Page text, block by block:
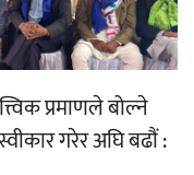
प्रमाणले बोल्ने
गरेर अघि बढौं :